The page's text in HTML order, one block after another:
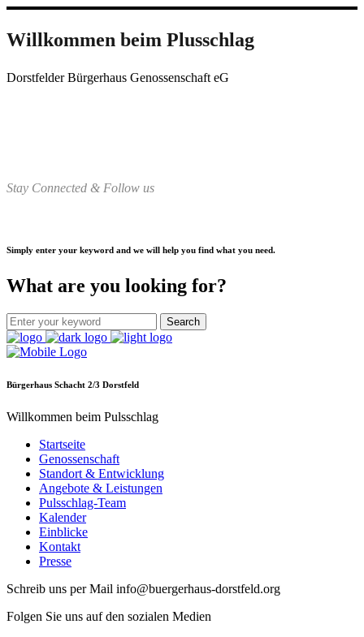
Willkommen beim Plusschlag
Dorstfelder Bürgerhaus Genossenschaft eG
Stay Connected & Follow us
Simply enter your keyword and we will help you find what you need.
What are you looking for?
Bürgerhaus Schacht 2/3 Dorstfeld
Willkommen beim Pulsschlag
Startseite
Genossenschaft
Standort & Entwicklung
Angebote & Leistungen
Pulsschlag-Team
Kalender
Einblicke
Kontakt
Presse
Schreib uns per Mail info@buergerhaus-dorstfeld.org
Folgen Sie uns auf den sozialen Medien